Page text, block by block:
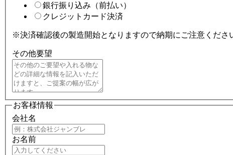
銀行振り込み（前払い）
クレジットカード決済
※決済確認後の製造開始となりますので納期にご注意くださ
その他要望
お客様情報
会社名
お名前